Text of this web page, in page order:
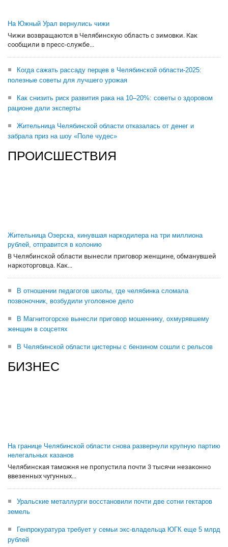
На Южный Урал вернулись чижи
Чижи возвращаются в Челябинскую область с зимовки. Как
сообщили в пресс-службе...
Когда сажать рассаду перцев в Челябинской области-2025:
полезные советы для лучшего урожая
Как снизить риск развития рака на 10–20%: советы о здоровом
рационе дали эксперты
Жительница Челябинской области отказалась от денег и
забрала приз на шоу «Поле чудес»
ПРОИСШЕСТВИЯ
Жительница Озерска, кинувшая наркодилера на три миллиона
рублей, отправится в колонию
В Челябинской области вынесли приговор женщине, обманувшей
наркоторговца. Как...
В отношении педагогов школы, где челябинка сломала
позвоночник, возбудили уголовное дело
В Магнитогорске вынесли приговор мошеннику, охмурявшему
женщин в соцсетях
В Челябинской области цистерны с бензином сошли с рельсов
БИЗНЕС
На границе Челябинской области снова развернули крупную партию
нелегальных казанов
Челябинская таможня не пропустила почти 3 тысячи незаконно
ввезенных чугунных...
Уральские металлурги восстановили почти две сотни гектаров
земель
Генпрокуратура требует у семьи экс-владельца ЮГК еще 5 млрд
рублей